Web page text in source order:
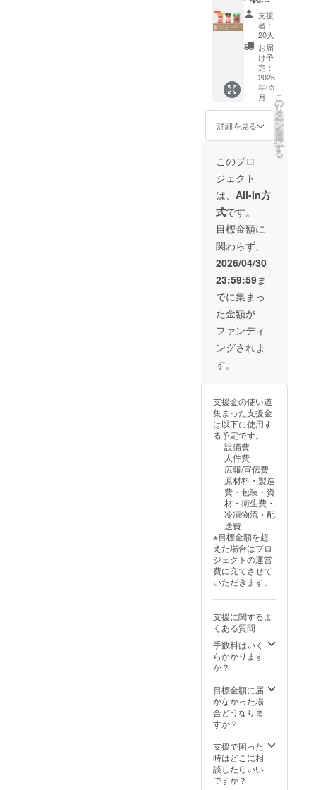
れ おろ
し大根
（大根
（北海
道
産））
、醤
油、梅
酢、砂
糖、り
んご加
工品、
みり
ん、生
姜、チ
キンエ
キス、
にんに
く、昆
布エキ
ス、玉
ねぎエ
キス、
たん白
加水分
解物、
レモン
果汁、
かつお
節エキ
ス／調
ノ酸
増粘剤
（キサ
ンタン
ガ
ム）、
ビタミ
ンB1、
酸味
料、香
辛料抽
出物、
（一部
に小
麦・大
豆・鶏
肉・り
《アレ
ルゲン
情報》
小麦、
大豆を
《消費
期限》
発送日
より180
凍保
存）
麺また
は北海
製麺) -
大澤製
麺...小麦
粉（JA
滝川産
ハルユ
タカ）
小麦蛋
白(グル
テン)、
卵白粉
末、食
塩、か
ん水、
酒精(ア
ルコー
ル)、ク
チナシ
黄色
素、ビ
タミン
B2(一部
に小
を含む)
- 北海製
粉（北
海道
末、食
塩/かん
水、酒
精、ク
チナシ
色素(一
部に小
麦、卵
を含む)
●国産牛
肉100%
バーグ
牛肉
（国内
産）、
玉葱、
製
造）、
乾燥玉
ねぎ、
植物
どう
糖、小
麦粉、
植物性
白、乳
加工
品、食
塩、パ
調味料
[アミノ
酸等]、
保存料
[安息香
酸Na] ●
上塩ホ
ルモン
米国産
豚直
●上ガツ
ホルモ
産豚上
ガツ(胃
袋) ●甘
辛みそ
豚ホル
モン 北
海道産
豚小腸
《アレ
ルゲン
情報》
小麦、
大豆を
含む
《消費
期限》
発送日
より180
ん]、に
んに
く、ご
ま油、
一味唐
辛子、
調味料
[アミノ
酸等]、
酸Na] ●
上塩ホ
米国産
豚直
腸、塩
●牛コロ
コロホ
ルモン
オース
トラリ
ア産牛
しま腸
●牛プル
プルホ
ルモン
北海道
産牛小
腸 《ア
レルゲ
ン情
豆を含
む 《消
費期
限》 発
送日よ
り180日
（冷凍
保存）
スパラ
羊）
《主要
原料》
豪州産
ラム・
北海道
産ラム
たれ：
（しょ
野菜汁
（玉ね
姜）、
りんご
果汁、
砂糖、
辛料
（一味
唐辛
子、こ
しょ
う）、
調味料
（アミ
ノ酸
等）、
保存料
（安息
香酸
料の一
部に小
麦、大
豆を含
む）
《消費
期限》
発送日
より180
日（冷
凍保
存）
500g ・
上肉マ
トンじ
んぎす
かん
500g ・
豚タン
500g ・
豚トロ
500g ・
大畠特
160ml ×
材料》
●大畠の
ン：道
内産豚
内臓
（大
腸、小
胃）、
米みそ
（遺伝
子組み
な
塩、酒
粕）、
ごま油
（原材
料の一
部に小
麦、大
豆を含
む） ●
牛肩
ロース
カル
ビ：ア
メリカ
産また
はオー
ストラ
リア
産、他
●サガリ
(ハラ
ミ)：
オース
トラリ
ア産 ●
んぎす
かん：
マトン
リア
産）、
たれ
[（しょ
お召し
上がり
くださ
い。 ※
クール
便でお
送りい
たしま
す。
《内
容》 ・
ン 500g
ホルモ
ン 500g
・牛プ
ルプル
ホルモ
ン 200g
・牛コ
ロコロ
ン 200g
・上肉
マトン
じんぎ
すかん
500g ・
牛サガ
500g ・
牛肩
ロース
カルビ
500g ・
牛タン
（豪州
産or国
産）
500g ・
豚トロ
500g ・
大畠特
製焼肉
のたれ
160ml ×
3 《原
材料》
●大畠の
ホルモ
内産豚
内臓
（大
腸、小
米みそ
（大豆
（遺伝
な
い）、
米、食
塩、酒
お届け
いたし
ます。
※クール
便でお
送りい
たしま
す。
《内
容》 ・
1年間の
10,000
商品の
詰め合
わせ × 4
回）
【１回
目：ク
ラファ
ン限
海道じ
んぎす
かん
セッ
ト】 ・
上肉マ
トンじ
250g ×
2 ・ラ
ムじん
ぎすか
ん 250g
× 2 ・北
海道ラ
ム味付
けじん
ぎすか
ん 200g
× 2（サ
フォー
クとア
スパラ
羊）
【２回
目：焼
肉おす
すめ
ト】
・大畠
のホル
モン
「焼肉
のた
れ」付
ガリ
300g ・
牛上カ
ルビ
＋じん
ぎすか
ん】 お
ばあ
ちゃん
が生ん
だ、新
十津川
町の優
良名産
品「大
畠のホ
ン」と
肉厚
ジュー
シーな
「上塩
ホルモ
ン」。
そし
て、お
ばあ
ちゃん
のもう
ひとつ
の自信
作「上
肉マト
ンじん
ぎすか
いたし
「大畠
のホル
モン」
は特製
「焼肉
のた
れ」を
焼き上
がりに
つけて
お召し
くださ
い。 ※
クール
便でお
送りい
たしま
《内
容》 ・
大畠の
ホルモ
ン
特製
「焼肉
のた
れ」付
上塩ホ
ルモン
500g ・
上肉マ
支援
者：
20人
お届
け予
定：
2026
年05
月
詳細を見る
こ
の
リ
タ
ー
ン
を
選
択
す
る
このプロ
ジェクト
は、 All-In方
式です。
目標金額に
関わらず、
2026/04/30
23:59:59ま
でに集まっ
た金額が
ファンディ
ングされま
す。
支援金の使い道
集まった支援金
は以下に使用す
る予定です。
設備費
人件費
広報/宣伝費
原材料・製造
費・包装・資
材・衛生費・
冷凍物流・配
送費
※目標金額を超
えた場合はプロ
ジェクトの運営
費に充てさせて
いただきます。
支援に関するよ
くある質問
手数料はいく
らかかります
か？
目標金額に届
かなかった場
合どうなりま
すか？
支援で困った
時はどこに相
談したらいい
ですか？